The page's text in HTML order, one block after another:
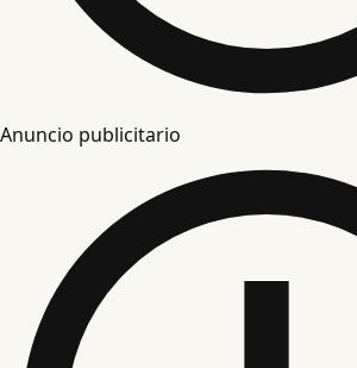
Anuncio publicitario